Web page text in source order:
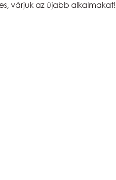
várjuk az újabb alkalmakat!